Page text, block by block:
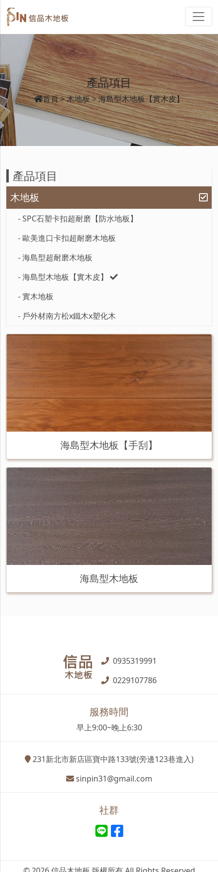
產品項目
首頁 木地板 海島型木地板【實木皮】
產品項目
木地板
- SPC石塑卡扣超耐磨【防水地板】
- 歐美進口卡扣超耐磨木地板
- 海島型超耐磨木地板
- 海島型木地板【實木皮】
- 實木地板
- 戶外材南方松x鐵木x塑化木
海島型木地板【手刮】
海島型木地板
0935319991
0229107786
服務時間
早上9:00~晚上6:30
231新北市新店區寶中路133號(旁邊123巷進入)
sinpin31@gmail.com
社群